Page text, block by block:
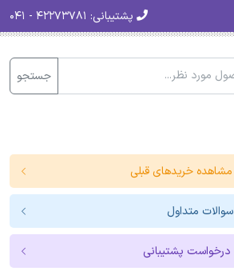
پشتیبانی:
جستجو
مشاهده خریدهای قبلی
سوالات متداول
درخواست پشتیبانی